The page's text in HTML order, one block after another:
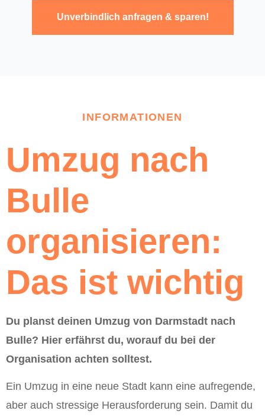
Unverbindlich anfragen & sparen!
INFORMATIONEN
Umzug nach
Bulle
organisieren:
Das ist wichtig
Du planst deinen Umzug von Darmstadt nach
Bulle? Hier erfährst du, worauf du bei der
Organisation achten solltest.
Ein Umzug in eine neue Stadt kann eine aufregende,
aber auch stressige Herausforderung sein. Damit du